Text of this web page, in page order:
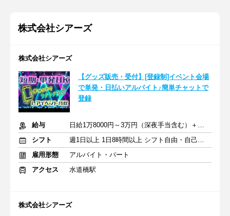
株式会社シアーズ
株式会社シアーズ
【グッズ販売・受付】[登録制]イベント会場
で単発・日払いアルバイト♪簡単チャットで
登録
給与
日給1万8000円～3万円（深夜手当含む）＋交通費
シフト
週1日以上 1日8時間以上 シフト自由・自己申告
雇用形態
アルバイト・パート
アクセス
水道橋駅
株式会社シアーズ